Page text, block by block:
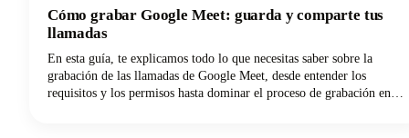
Cómo grabar Google Meet: guarda y comparte tus
llamadas
En esta guía, te explicamos todo lo que necesitas saber sobre la
grabación de las llamadas de Google Meet, desde entender los
requisitos y los permisos hasta dominar el proceso de grabación en